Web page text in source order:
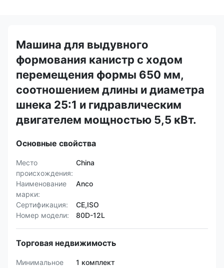
Машина для выдувного
формования канистр с ходом
перемещения формы 650 мм,
соотношением длины и диаметра
шнека 25:1 и гидравлическим
двигателем мощностью 5,5 кВт.
Основные свойства
Место
происхождения:
China
Наименование
марки:
Anco
Сертификация:
CE,ISO
Номер модели:
80D-12L
Торговая недвижимость
Минимальное
1 комплект